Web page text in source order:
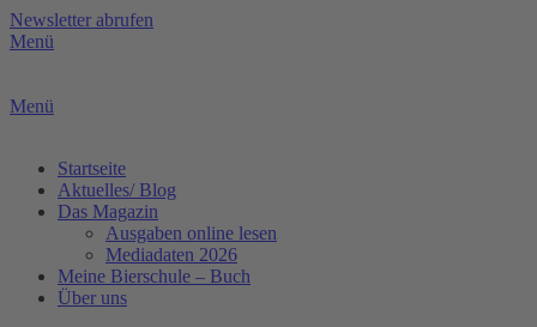
Zum
Inhalt
Newsletter abrufen
Menü
Menü
Startseite
Aktuelles/ Blog
Das Magazin
Ausgaben online lesen
Mediadaten 2026
Meine Bierschule – Buch
Über uns